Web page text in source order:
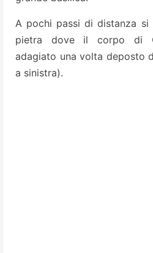
A pochi passi di distanza
pietra dove il corpo di
adagiato una volta deposto
a sinistra).